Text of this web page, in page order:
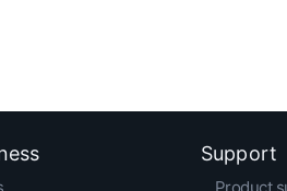
Support